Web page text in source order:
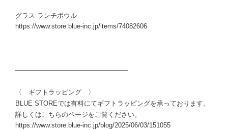
グラス ランチボウル
https://www.store.blue-inc.jp/items/74082606
―――――――――――――――――
〈 ギフトラッピング 〉
BLUE STOREでは有料にてギフトラッピングを承っております。
詳しくはこちらのページをご覧ください。
https://www.store.blue-inc.jp/blog/2025/06/03/151055